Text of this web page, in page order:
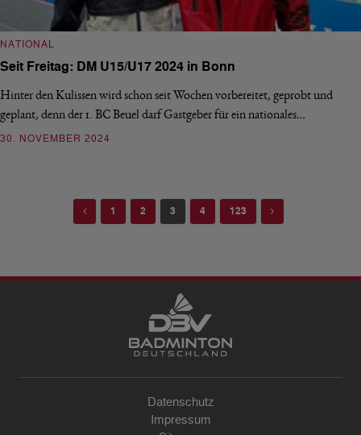
NATIONAL
Seit Freitag: DM U15/U17 2024 in Bonn
Hinter den Kulissen wird schon seit Wochen vorbereitet, geprobt und
geplant, denn der 1. BC Beuel darf Gastgeber für ein nationales…
30. NOVEMBER 2024
Previous
1 2 3 4 123 Next
Datenschutz
Impressum